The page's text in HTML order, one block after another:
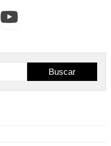
YouTube
Buscar